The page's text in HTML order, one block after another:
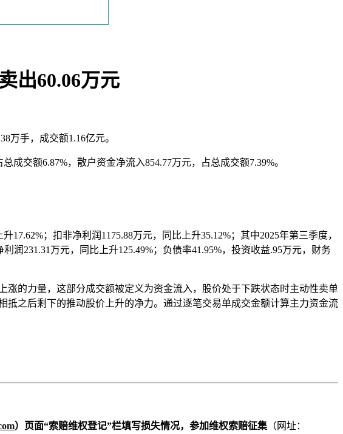
出60.06万元
万手，成交额1.16亿元。
成交额6.87%，散户资金净流入854.77万元，占总成交额7.39%。
；扣非净利润1175.88万元，同比上升35.12%；其中2025年第三季度，
润231.31万元，同比上升125.49%；负债率41.95%，投资收益.95万元，财务
的力量，这部分成交额被定义为资金流入，股价处于下跌状态时主动性卖单
之后剩下的推动股价上升的净力。通过逐笔交易单成交金额计算主力资金流
）页面“索赔维权登记”栏填写损失情况，参加维权索赔征集 （网址：